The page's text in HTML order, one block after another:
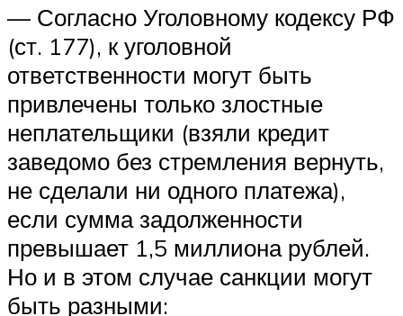
— Согласно Уголовному кодексу РФ
(ст. 177), к уголовной
ответственности могут быть
привлечены только злостные
неплательщики (взяли кредит
заведомо без стремления вернуть,
не сделали ни одного платежа),
если сумма задолженности
превышает 1,5 миллиона рублей.
Но и в этом случае санкции могут
быть разными: